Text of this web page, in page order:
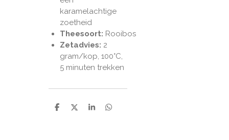
karamelachtige
zoetheid
Theesoort: Rooibos
Zetadvies: 2
gram/kop, 100°C,
5 minuten trekken
D
D
S
D